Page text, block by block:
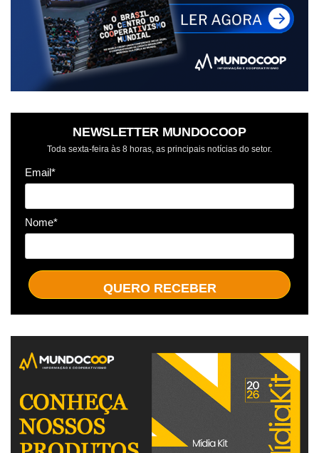
NEWSLETTER MUNDOCOOP
Toda sexta-feira às 8 horas, as principais notícias do setor.
Email*
Nome*
QUERO RECEBER